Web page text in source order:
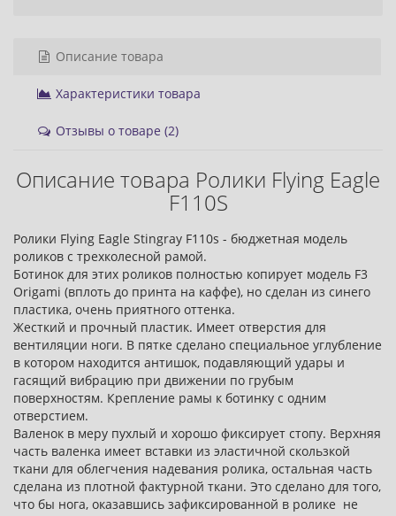
Описание товара
Характеристики товара
Отзывы о товаре (2)
Описание товара Ролики Flying Eagle
F110S
Ролики Flying Eagle Stingray F110s - бюджетная модель
роликов с трехколесной рамой.
Ботинок для этих роликов полностью копирует модель F3
Origami (вплоть до принта на каффе), но сделан из синего
пластика, очень приятного оттенка.
Жесткий и прочный пластик. Имеет отверстия для
вентиляции ноги. В пятке сделано специальное углубление
в котором находится антишок, подавляющий удары и
гасящий вибрацию при движении по грубым
поверхностям. Крепление рамы к ботинку с одним
отверстием.
Валенок в меру пухлый и хорошо фиксирует стопу. Верхняя
часть валенка имеет вставки из эластичной скользкой
ткани для облегчения надевания ролика, остальная часть
сделана из плотной фактурной ткани. Это сделано для того,
что бы нога, оказавшись зафиксированной в ролике не